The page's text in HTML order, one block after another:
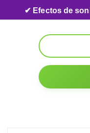
Skip to content
✔ Efectos de